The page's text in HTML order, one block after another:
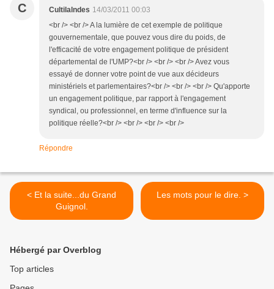
C Cultilalndes 14/03/2011 00:03
<br /> <br /> A la lumière de cet exemple de politique
gouvernementale, que pouvez vous dire du poids, de
l'efficacité de votre engagement politique de président
départemental de l'UMP?<br /> <br /> <br /> Avez vous
essayé de donner votre point de vue aux décideurs
ministériels et parlementaires?<br /> <br /> <br /> Qu'apporte
un engagement politique, par rapport à l'engagement
syndical, ou professionnel, en terme d'influence sur la
politique réelle?<br /> <br /> <br /> <br />
Répondre
< Et la suite...du Grand
Guignol.
Les mots pour le dire. >
Hébergé par Overblog
Top articles